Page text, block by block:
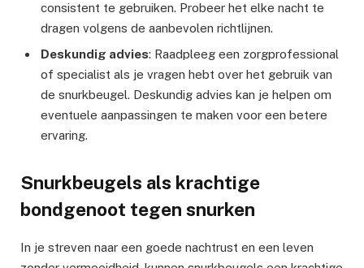
consistent te gebruiken. Probeer het elke nacht te
dragen volgens de aanbevolen richtlijnen.
Deskundig advies: Raadpleeg een zorgprofessional
of specialist als je vragen hebt over het gebruik van
de snurkbeugel. Deskundig advies kan je helpen om
eventuele aanpassingen te maken voor een betere
ervaring.
Snurkbeugels als krachtige
bondgenoot tegen snurken
In je streven naar een goede nachtrust en een leven